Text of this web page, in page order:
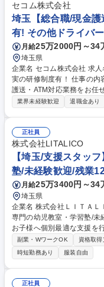
セコム株式会社
埼玉【総合職/現金
有! その他ドライバ
月給25万2000円～34
埼玉県
企業名 セコム株式会社 求人名 埼玉【総合職/現金護送】★未経験歓迎★充
実の研修制度有！ 仕事の内容 専用車両を使用した、ご契約先への貴重品
護送・ATM対応業務をお任
して、配属後もOJTや集合研
TMへの現金補充・回収業
街中で人々の目に触れる機
の高い「魅せる警備」が身につきます。 募集職
送】★未経験歓迎★充実の
業界未経験歓迎 退職金あり
正社員
株式会社LITALICO
【埼玉/支援スタッ
塾/未経験歓迎/残業
月給25万3400円～34
埼玉県
企業名 株式会社ＬＩＴＡＬＩＣＯ 求人名 【埼玉/支援スタ
専門の幼児教室・学習塾/未経験歓迎/残業
お子様へ個別最適な支援を
ル・学習支援の指導スタッ
してオーダーメイドの支援を立案・
案：お子様の好きなものや
びや学習を通じて社会生活
支援を行います。好きなも
副業・WワークOK 資格取得
時短勤務あり
服装自由
正社員